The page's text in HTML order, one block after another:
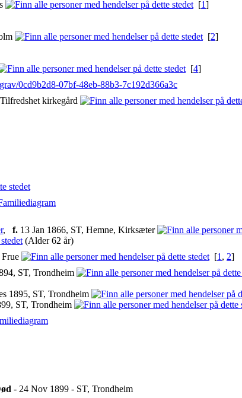
[1]
[2]
[4]
0cd9b2d8-07bf-48eb-88b3-7c192d366a3c
kirkegård
, f. 13 Jan 1866, ST, Hemne, Kirksæter
(Alder 62 år)
[1, 2]
ST, Trondheim
1895, ST, Trondheim
ST, Trondheim
- 24 Nov 1899 - ST, Trondheim